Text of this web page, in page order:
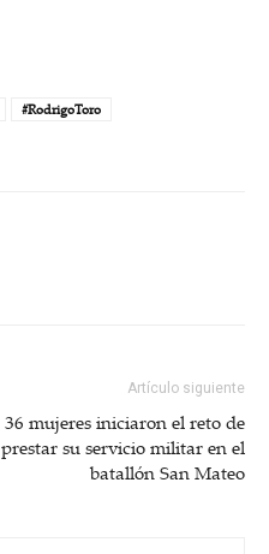
#RodrigoToro
Artículo siguiente
36 mujeres iniciaron el reto de
prestar su servicio militar en el
batallón San Mateo